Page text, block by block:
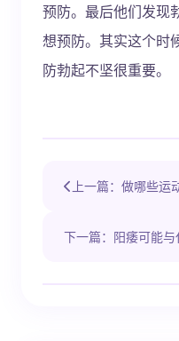
预防。最后他们发现
想预防。其实这个时
防勃起不坚很重要。
上一篇：做哪些运
下一篇：阳痿可能